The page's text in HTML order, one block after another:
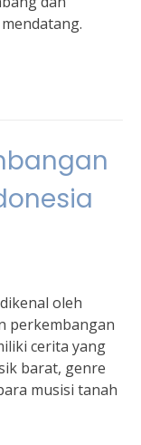
oleh
perkembangan
cerita yang
barat, genre
musisi tanah